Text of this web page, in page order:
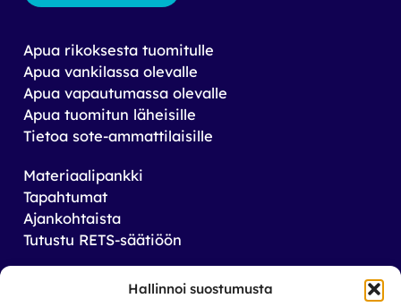
Hallinnoi suostumusta
Apua rikoksesta tuomitulle
Apua vankilassa olevalle
Apua vapautumassa olevalle
Apua tuomitun läheisille
Tietoa sote-ammattilaisille
Materiaalipankki
Tapahtumat
Ajankohtaista
Tutustu RETS-säätiöön
Tilaa uutiskirjeemme